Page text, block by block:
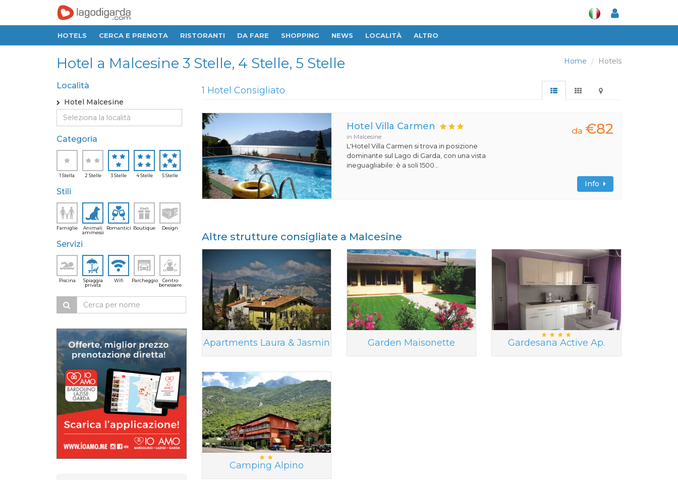
HOTELS CERCA E PRENOTA RISTORANTI DA FARE SHOPPING NEWS LOCALITÀ ALTRO
Home Hotels
Hotel a Malcesine 3 Stelle, 4 Stelle, 5 Stelle
Località
Hotel Malcesine
Categoria
1 Stella 2 Stelle 3 Stelle 4 Stelle 5 Stelle
Stili
Famiglie
Animali
ammessi
Romantici Boutique Design
Servizi
Piscina
Spiaggia
privata
Wifi Parcheggio
Centro
benessere
1 Hotel Consigliato
Hotel Villa Carmen
in Malcesine
L'Hotel Villa Carmen si trova in posizione
dominante sul Lago di Garda, con una vista
ineguagliabile: è a soli 1500...
da €82
Info
Altre strutture consigliate a Malcesine
Apartments Laura & Jasmin Garden Maisonette Gardesana Active Ap.
Camping Alpino